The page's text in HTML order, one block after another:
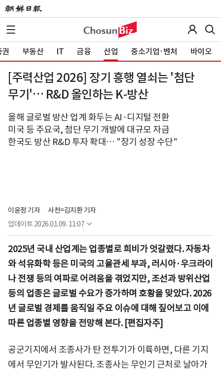
부동산 IT 금융 산업 중소기업·벤처 바이오
[주력산업 2026] 장기 흥행 열쇠는 '첨단
무기'… R&D 올인하는 K-방산
올해 글로벌 방산 업계 화두는 AI·디지털 전환
미국 등 주요국, 첨단 무기 개발에 대규모 자금
한국도 방산 R&D 투자 확대… "장기 성장 수단"
이윤정 기자
사천=김지환 기자
업데이트 2026.01.09. 11:07
2025년 국내 산업계는 업종별로 희비가 엇갈렸다. 자동차
와 석유화학 등은 미국의 고율관세 부과, 러시아·우크라이
나 전쟁 등의 여파로 어려움을 겪었지만, 조선과 방위산업
등의 업종은 글로벌 수요가 증가하며 호황을 맞았다. 2026
년 글로벌 경제를 움직일 주요 이슈에 대해 짚어보고 이에
따른 업종별 영향을 전망해 본다. [편집자주]
공군기지에서 조종사가 탄 전투기가 이륙하면, 다른 기지
에서 무인기가 발사된다. 조종사는 무인기 근처로 날아가